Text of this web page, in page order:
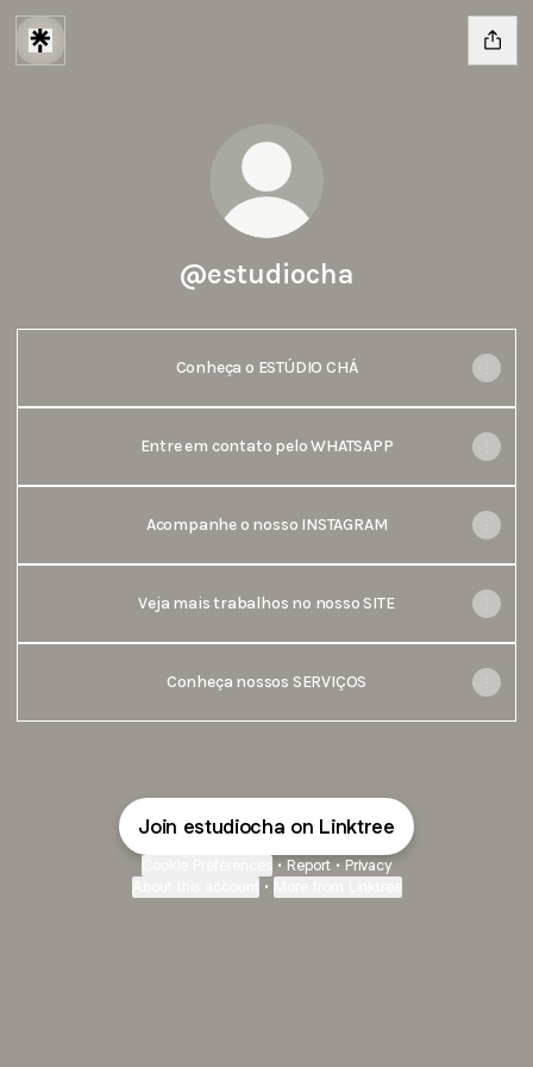
@estudiocha
Conheça o ESTÚDIO CHÁ
Entre em contato pelo WHATSAPP
Acompanhe o nosso INSTAGRAM
Veja mais trabalhos no nosso SITE
Conheça nossos SERVIÇOS
Join estudiocha on Linktree
• Report • Privacy
•